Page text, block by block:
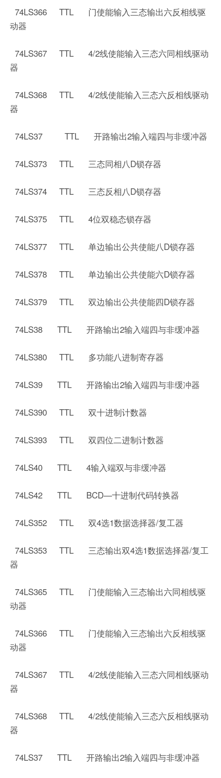
74LS366 TTL 门使能输入三态输出六反相线驱
动器
74LS367 TTL 4/2线使能输入三态六同相线驱动
器
74LS368 TTL 4/2线使能输入三态六反相线驱动
器
74LS37 TTL 开路输出2输入端四与非缓冲器
74LS373 TTL 三态同相八D锁存器
74LS374 TTL 三态反相八D锁存器
74LS375 TTL 4位双稳态锁存器
74LS377 TTL 单边输出公共使能八D锁存器
74LS378 TTL 单边输出公共使能六D锁存器
74LS379 TTL 双边输出公共使能四D锁存器
74LS38 TTL 开路输出2输入端四与非缓冲器
74LS380 TTL 多功能八进制寄存器
74LS39 TTL 开路输出2输入端四与非缓冲器
74LS390 TTL 双十进制计数器
74LS393 TTL 双四位二进制计数器
74LS40 TTL 4输入端双与非缓冲器
74LS42 TTL BCD—十进制代码转换器
74LS352 TTL 双4选1数据选择器/复工器
74LS353 TTL 三态输出双4选1数据选择器/复工
器
74LS365 TTL 门使能输入三态输出六同相线驱
动器
74LS366 TTL 门使能输入三态输出六反相线驱
动器
74LS367 TTL 4/2线使能输入三态六同相线驱动
器
74LS368 TTL 4/2线使能输入三态六反相线驱动
器
74LS37 TTL 开路输出2输入端四与非缓冲器